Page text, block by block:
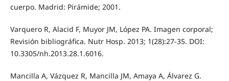
cuerpo. Madrid: Pirámide; 2001.
Varquero R, Alacid F, Muyor JM, López PA. Imagen corporal;
Revisión bibliográfica. Nutr Hosp. 2013; 1(28):27-35. DOI:
10.3305/nh.2013.28.1.6016.
Mancilla A, Vázquez R, Mancilla JM, Amaya A, Álvarez G.